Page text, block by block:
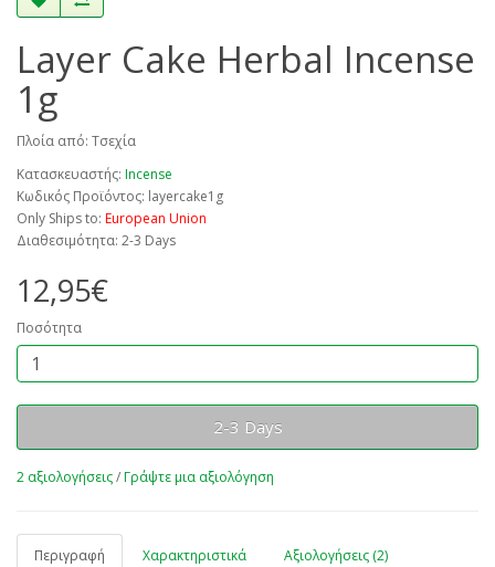
Layer Cake Herbal Incense
1g
Πλοία από: Τσεχία
Κατασκευαστής: Incense
Κωδικός Προϊόντος: layercake1g
Only Ships to: European Union
Διαθεσιμότητα: 2-3 Days
12,95€
Ποσότητα
2-3 Days
2 αξιολογήσεις/Γράψτε μια αξιολόγηση
Περιγραφή Χαρακτηριστικά Αξιολογήσεις (2)